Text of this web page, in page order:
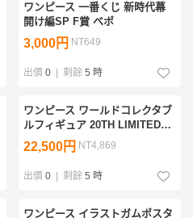
ワンピース 一番くじ 新時代幕
開け編SP F賞 ベポ
3,000円 NT649
出價 0 剩餘 5 時
ワンピース ワールドコレクタブ
ルフィギュア 20TH LIMITED
vol.2 フランキー
22,500円 NT4,869
出價 0 剩餘 5 時
ワンピース イラストガムポスタ